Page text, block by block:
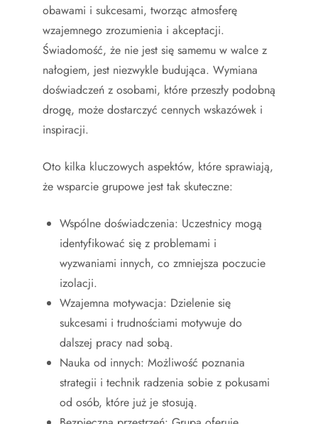
obawami i sukcesami, tworząc atmosferę
wzajemnego zrozumienia i akceptacji.
Świadomość, że nie jest się samemu w walce z
nałogiem, jest niezwykle budująca. Wymiana
doświadczeń z osobami, które przeszły podobną
drogę, może dostarczyć cennych wskazówek i
inspiracji.
Oto kilka kluczowych aspektów, które sprawiają,
że wsparcie grupowe jest tak skuteczne:
Wspólne doświadczenia: Uczestnicy mogą
identyfikować się z problemami i
wyzwaniami innych, co zmniejsza poczucie
izolacji.
Wzajemna motywacja: Dzielenie się
sukcesami i trudnościami motywuje do
dalszej pracy nad sobą.
Nauka od innych: Możliwość poznania
strategii i technik radzenia sobie z pokusami
od osób, które już je stosują.